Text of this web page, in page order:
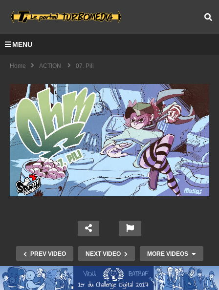
MENU
Home ACTION 07. Pili
PREV VIDEO NEXT VIDEO MORE VIDEOS